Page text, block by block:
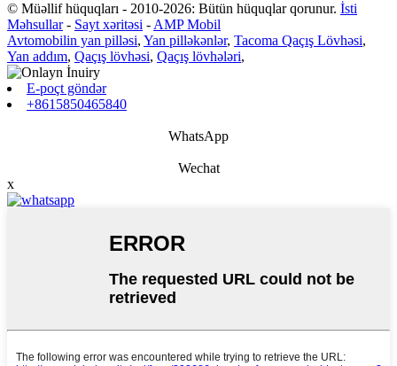
© Müəllif hüquqları - 2010-2026: Bütün hüquqlar qorunur. İsti
Məhsullar- Sayt xəritəsi - AMP Mobil
Avtomobilin yan pilləsi, Yan pilləkənlər, Tacoma Qaçış Lövhəsi,
Yan addım, Qaçış lövhəsi, Qaçış lövhələri,
E-poçt göndər
+8615850465840
WhatsApp
Wechat
x